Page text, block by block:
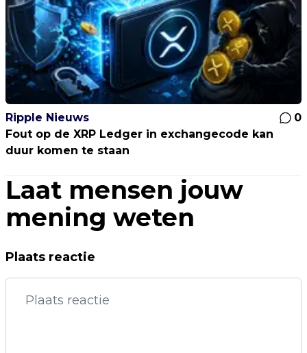
Ripple Nieuws
0
Fout op de XRP Ledger in exchangecode kan
duur komen te staan
Laat mensen jouw
mening weten
Plaats reactie